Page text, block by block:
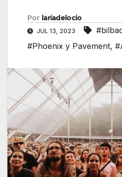
Por laríadelocio
JUL 13, 2023
#Phoenix y Pavement,